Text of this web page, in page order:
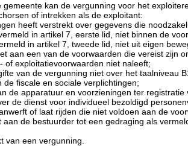
gemeente kan de vergunning voor het
of intrekken als de exploitant:
heeft verstrekt over gegevens die
in artikel 7, eerste lid, niet binnen de
in artikel 7, tweede lid, niet uit eigen
aan een van de voorwaarden die vereist zijn
of exploitatievoorwaarden niet naleeft;
van de vergunning niet over het taalniveau
de fiscale en sociale verplichtingen;
de apparatuur en voorzieningen ter
de dienst voor individueel bezoldigd
of laat rijden die niet voldoen aan de
aan de bestuurder tot een gedraging als
van een vergunning.